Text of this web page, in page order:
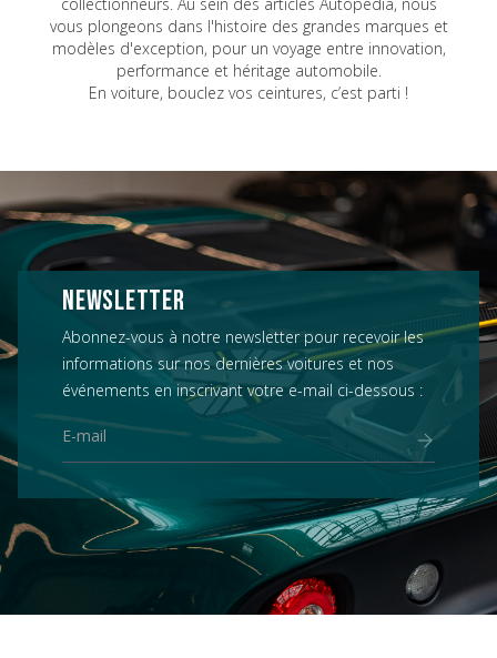
vous plongeons dans l'histoire des grandes marques et
modèles d'exception, pour un voyage entre innovation,
performance et héritage automobile.
En voiture, bouclez vos ceintures, c’est parti !
NEWSLETTER
Abonnez-vous à notre newsletter pour recevoir les
informations sur nos dernières voitures et nos
événements en inscrivant votre e-mail ci-dessous :